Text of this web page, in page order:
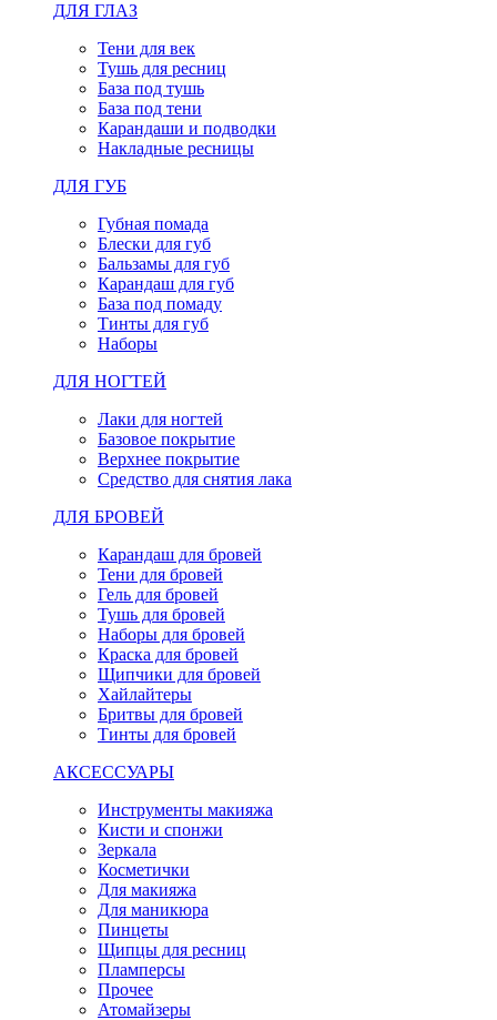
ДЛЯ ГЛАЗ
Тени для век
Тушь для ресниц
База под тушь
База под тени
Карандаши и подводки
Накладные ресницы
ДЛЯ ГУБ
Губная помада
Блески для губ
Бальзамы для губ
Карандаш для губ
База под помаду
Тинты для губ
Наборы
ДЛЯ НОГТЕЙ
Лаки для ногтей
Базовое покрытие
Верхнее покрытие
Средство для снятия лака
ДЛЯ БРОВЕЙ
Карандаш для бровей
Тени для бровей
Гель для бровей
Тушь для бровей
Наборы для бровей
Краска для бровей
Щипчики для бровей
Хайлайтеры
Бритвы для бровей
Тинты для бровей
АКСЕССУАРЫ
Инструменты макияжа
Кисти и спонжи
Зеркала
Косметички
Для макияжа
Для маникюра
Пинцеты
Щипцы для ресниц
Пламперсы
Прочее
Атомайзеры